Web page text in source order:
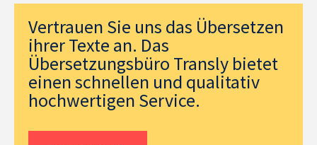
Vertrauen Sie uns das Übersetzen
ihrer Texte an. Das
Übersetzungsbüro Transly bietet
einen schnellen und qualitativ
hochwertigen Service.